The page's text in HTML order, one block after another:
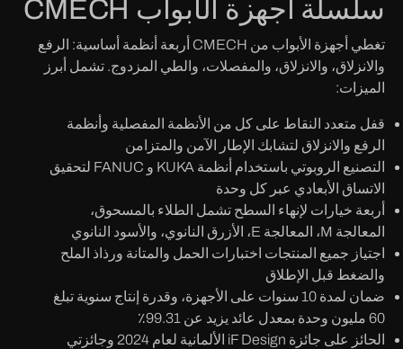
سلسلة أجهزة الأبواب CMECH
تغطي أجهزة الأبواب من CMECH أربعة أنظمة أساسية: الرفع
والانزلاق، والانزلاق، والمفصلات، والطي المزدوج. تشمل أبرز
الميزات:
قفل متعدد النقاط على كل من الأنظمة المفصلية وأنظمة
الرفع والانزلاق لتشابك الإطار الآمن والمتزامن
التصنيع الروبوتي باستخدام أنظمة KUKA و FANUC لتحقيق
الاتساق الأبعادي عبر كل وحدة
أربعة خيارات لإنهاء السطح تشمل الطلاء بالمسحوق،
المعالجة M، المعالجة E، الأزرق النانوي، والأسود النانوي
اجتياز جميع المنتجات اختبارات الحمل والمتانة ورذاذ الملح
والضغط قبل الإطلاق
ضمان لمدة 10 سنوات على الأجهزة، وقدرة إنتاج سنوية تبلغ
60 مليون وحدة بمعدل عائد يزيد عن 99.31٪
الحائز على جائزة iF Design الألمانية لعام 2024 وجائزتي